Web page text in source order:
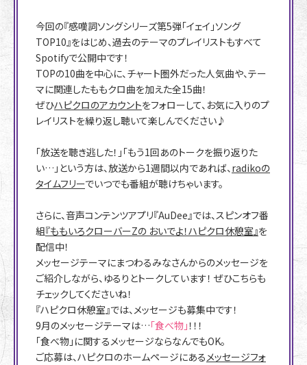
今回の『感嘆詞ソングシリーズ第5弾「イェイ」ソング
TOP10』をはじめ、過去のテーマのプレイリストもすべて
Spotifyで公開中です！
TOPの10曲を中心に、チャート圏外だった人気曲や、テー
マに関連したももクロ曲を加えた全15曲！
ぜひハピクロのアカウントをフォローして、お気に入りのプ
レイリストを繰り返し聴いて楽しんでください♪
「放送を聴き逃した！」「もう1回あのトークを振り返りた
い…」という方は、放送から1週間以内であれば、radikoの
タイムフリーでいつでも番組が聴けちゃいます。
さらに、音声コンテンツアプリ『AuDee』では、スピンオフ番
組『ももいろクローバーZの おいでよ！ハピクロ休憩室』を
配信中！
メッセージテーマにまつわるみなさんからのメッセージを
ご紹介しながら、ゆるりとトークしています！ ぜひこちらも
チェックしてくださいね！
『ハピクロ休憩室』では、メッセージも募集中です！
9月のメッセージテーマは…「食べ物」！！！
「食べ物」に関するメッセージならなんでもOK。
ご応募は、ハピクロのホームページにあるメッセージフォ